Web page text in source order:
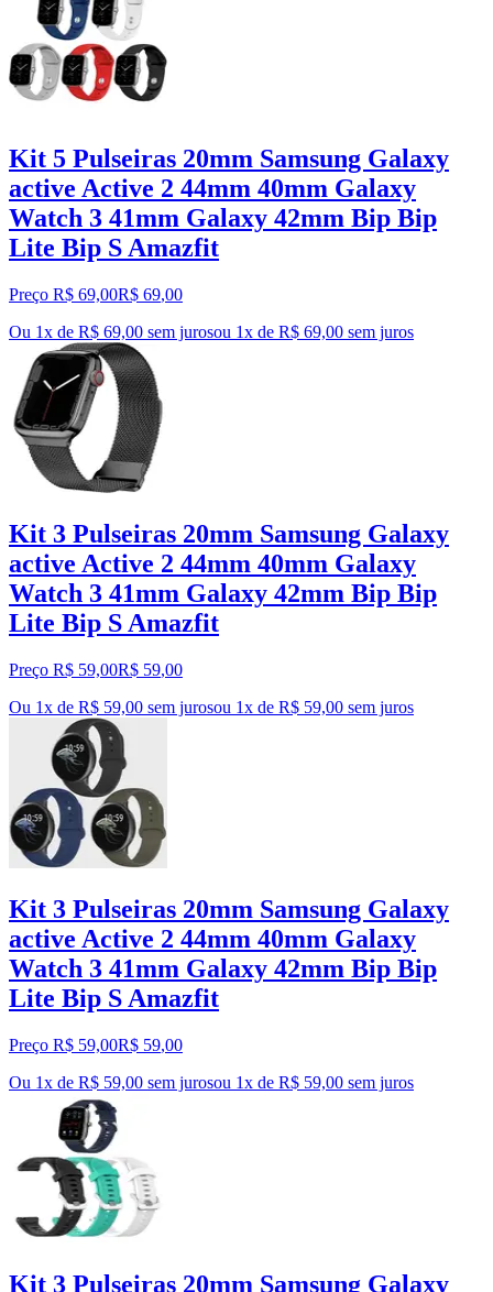
Kit 5 Pulseiras 20mm Samsung Galaxy
active Active 2 44mm 40mm Galaxy
Watch 3 41mm Galaxy 42mm Bip Bip
Lite Bip S Amazfit
Preço R$ 69,00R$ 69,00
Ou 1x de R$ 69,00 sem jurosou 1x de R$ 69,00 sem juros
Kit 3 Pulseiras 20mm Samsung Galaxy
active Active 2 44mm 40mm Galaxy
Watch 3 41mm Galaxy 42mm Bip Bip
Lite Bip S Amazfit
Preço R$ 59,00R$ 59,00
Ou 1x de R$ 59,00 sem jurosou 1x de R$ 59,00 sem juros
Kit 3 Pulseiras 20mm Samsung Galaxy
active Active 2 44mm 40mm Galaxy
Watch 3 41mm Galaxy 42mm Bip Bip
Lite Bip S Amazfit
Preço R$ 59,00R$ 59,00
Ou 1x de R$ 59,00 sem jurosou 1x de R$ 59,00 sem juros
Kit 3 Pulseiras 20mm Samsung Galaxy